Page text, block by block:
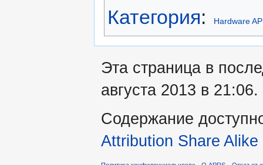
Категория: Hardware
Эта страница в
августа 2013 в 21:06.
Содержание
Attribution Share Alike